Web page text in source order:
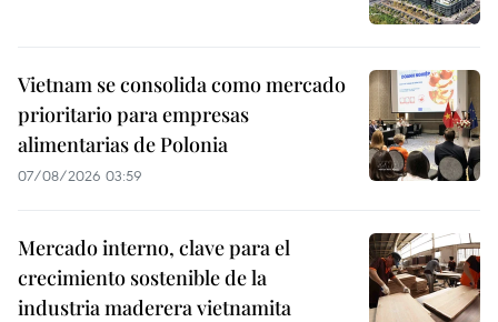
Vietnam se consolida como mercado
prioritario para empresas
alimentarias de Polonia
07/08/2026 03:59
Mercado interno, clave para el
crecimiento sostenible de la
industria maderera vietnamita